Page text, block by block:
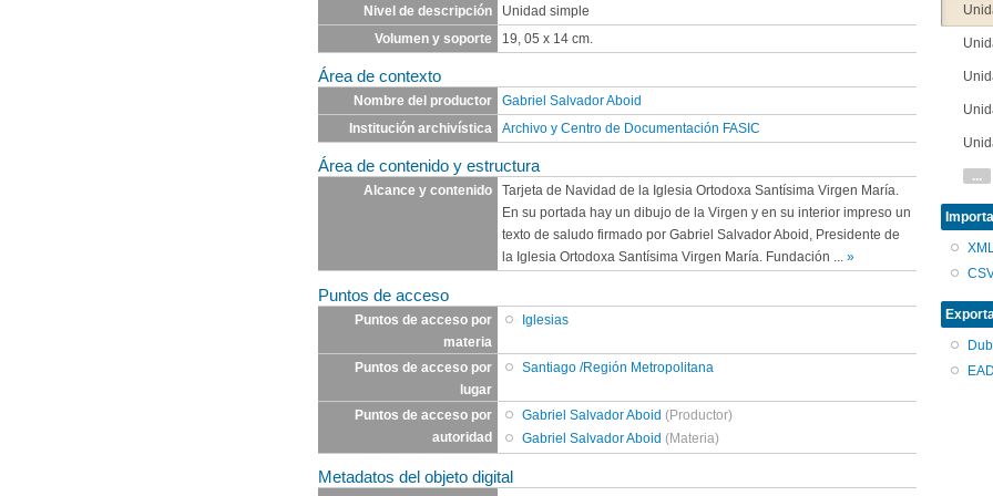
Nivel de descripción
Unidad simple
Volumen y soporte
19, 05 x 14 cm.
Área de contexto
Nombre del productor
Gabriel Salvador Aboid
Institución archivística
Archivo y Centro de Documentación FASIC
Área de contenido y estructura
Alcance y contenido
Tarjeta de Navidad de la Iglesia Ortodoxa Santísima Virgen María.
En su portada hay un dibujo de la Virgen y en su interior impreso un
texto de saludo firmado por Gabriel Salvador Aboid, Presidente de
la Iglesia Ortodoxa Santísima Virgen María. Fundación ... »
Puntos de acceso
Puntos de acceso por
materia
Iglesias
Puntos de acceso por
lugar
Santiago /Región Metropolitana
Puntos de acceso por
autoridad
Gabriel Salvador Aboid (Productor)
Gabriel Salvador Aboid (Materia)
Metadatos del objeto digital
...